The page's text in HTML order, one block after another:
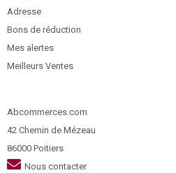
Adresse
Bons de réduction
Mes alertes
Meilleurs Ventes
Abcommerces.com
42 Chemin de Mézeau
86000 Poitiers
Nous contacter